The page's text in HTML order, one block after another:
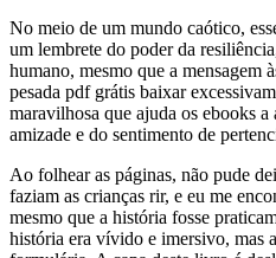
No meio de um mundo caótico,
um lembrete do poder da
humano, mesmo que a mensagem
pesada pdf grátis baixar
maravilhosa que ajuda os ebooks
amizade e do sentimento de
Ao folhear as páginas, não pude
faziam as crianças rir, e eu me
mesmo que a história fosse
história era vívido e imersivo, mas